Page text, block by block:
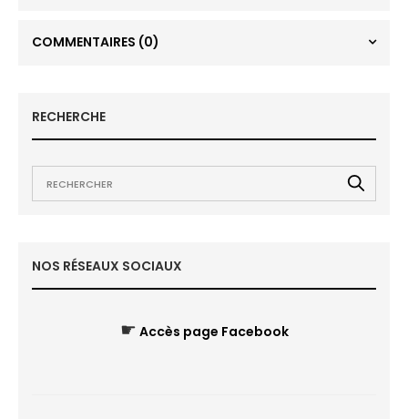
COMMENTAIRES (0)
RECHERCHE
NOS RÉSEAUX SOCIAUX
☛ Accès page Facebook